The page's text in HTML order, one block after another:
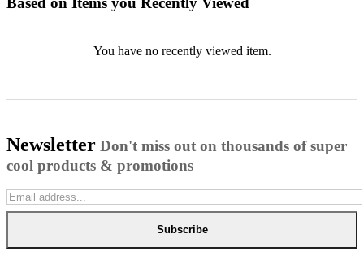
You have no recently viewed item.
Newsletter Don't miss out on thousands of super
cool products & promotions
Subscribe